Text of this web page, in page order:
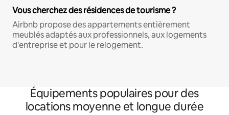
Vous cherchez des résidences de tourisme ?
Airbnb propose des appartements entièrement
meublés adaptés aux professionnels, aux logements
d'entreprise et pour le relogement.
Équipements populaires pour des
locations moyenne et longue durée